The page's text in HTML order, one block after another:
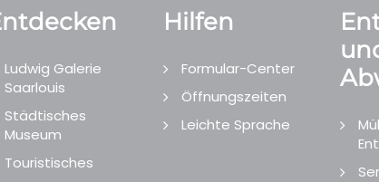
Ludwig Galerie
Saarlouis
Städtisches
Museum
Touristisches
Hilfen
Formular-Center
Öffnungszeiten
Leichte Sprache